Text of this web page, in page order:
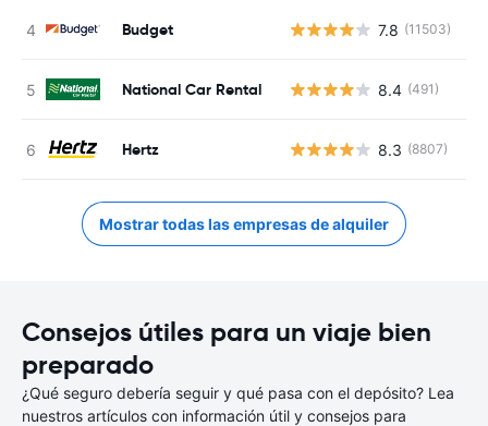
Budget 7.8 (11503)
National Car Rental 8.4 (491)
Hertz 8.3 (8807)
Mostrar todas las empresas de alquiler
Consejos útiles para un viaje bien
preparado
¿Qué seguro debería seguir y qué pasa con el depósito? Lea
nuestros artículos con información útil y consejos para